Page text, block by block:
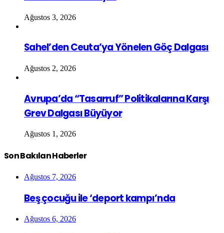
Ağustos 3, 2026
Sahel’den Ceuta’ya Yönelen Göç Dalgası
Ağustos 2, 2026
Avrupa’da “Tasarruf” Politikalarına Karşı
Grev Dalgası Büyüyor
Ağustos 1, 2026
Son Bakılan Haberler
Ağustos 7, 2026
Beş çocuğu ile ‘deport kampı’nda
Ağustos 6, 2026